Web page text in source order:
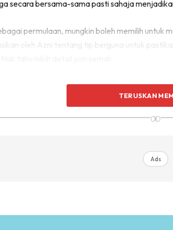
secara bersama-sama pasti sahaja
permulaan, mungkin boleh memilih untuk
oleh Azni tentang tip berguna untuk
TERUSKAN
∞
Ads